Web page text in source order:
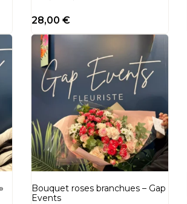
28,00 €
Bouquet roses branchues – Gap
Events